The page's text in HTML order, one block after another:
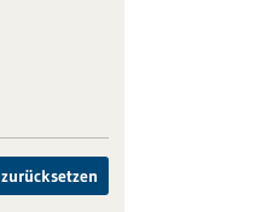
zurücksetzen